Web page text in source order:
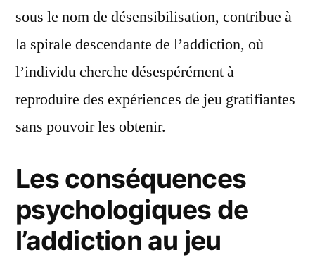
sous le nom de désensibilisation, contribue à
la spirale descendante de l’addiction, où
l’individu cherche désespérément à
reproduire des expériences de jeu gratifiantes
sans pouvoir les obtenir.
Les conséquences
psychologiques de
l’addiction au jeu